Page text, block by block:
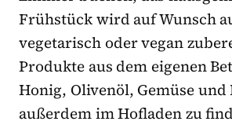
Frühstück wird auf Wunsch
vegetarisch oder vegan
Produkte aus dem eigenen
Honig, Olivenöl, Gemüse und
außerdem im Hofladen zu